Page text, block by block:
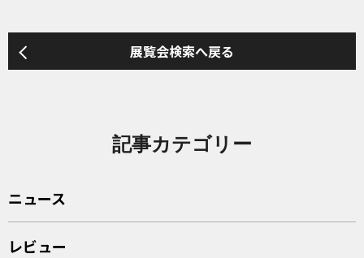
展覧会検索へ戻る
記事カテゴリー
ニュース
レビュー